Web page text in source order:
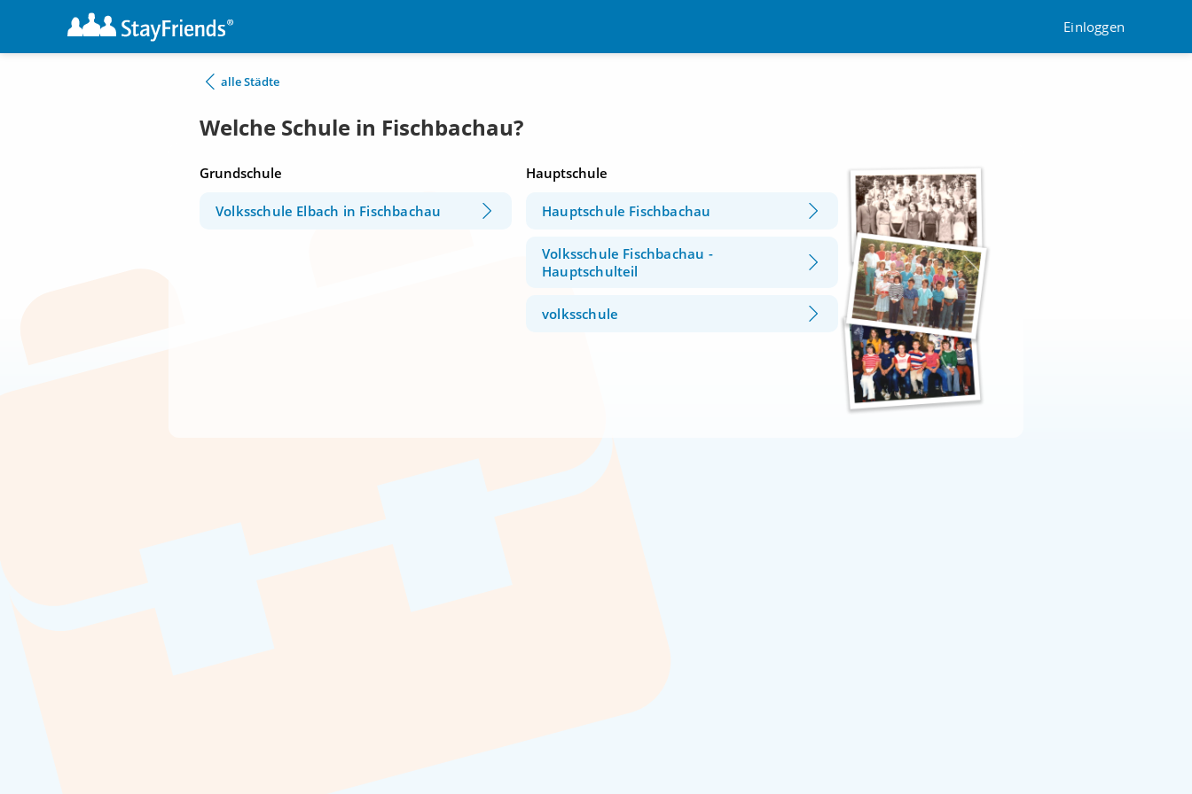
Einloggen
alle Städte
Welche Schule in Fischbachau?
Grundschule
Volksschule Elbach in Fischbachau
Hauptschule
Hauptschule Fischbachau
Volksschule Fischbachau -
Hauptschulteil
volksschule